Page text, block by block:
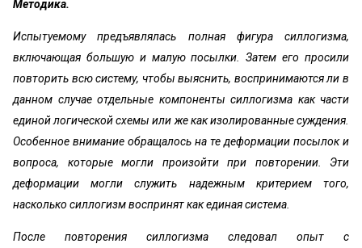
Методика.
Испытуемому предъявлялась полная фигура силлогизма,
включающая большую и малую посылки. Затем его просили
повторить всю систему, чтобы выяснить, воспринимаются ли в
данном случае отдельные компоненты силлогизма как части
единой логической схемы или же как изолированные суждения.
Особенное внимание обращалось на те деформации посылок и
вопроса, которые могли произойти при повторении. Эти
деформации могли служить надежным критерием того,
насколько силлогизм воспринят как единая система.
После повторения силлогизма следовал опыт с